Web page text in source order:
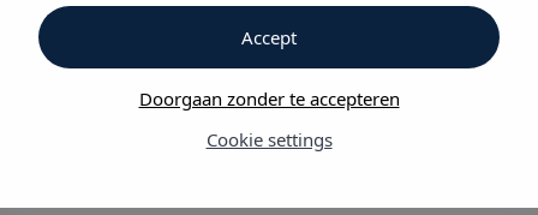
afstand van de zee en de beste uitgaansgelegenheden om te
genieten van de mooiste zonsondergangen van het eiland.
nachtleven, ligt op slechts enkele kilometers afstand.
Cookie settings
Doorgaan zonder te accepteren
Accept